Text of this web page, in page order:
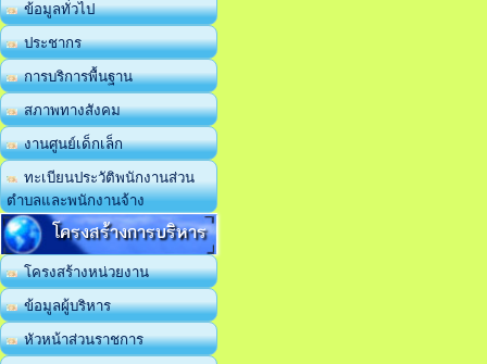
ข้อมูลทั่วไป
ประชากร
การบริการพื้นฐาน
สภาพทางสังคม
งานศูนย์เด็กเล็ก
ทะเบียนประวัติพนักงานส่วน
ตำบลและพนักงานจ้าง
โครงสร้างการบริหาร
โครงสร้างหน่วยงาน
ข้อมูลผู้บริหาร
หัวหน้าส่วนราชการ